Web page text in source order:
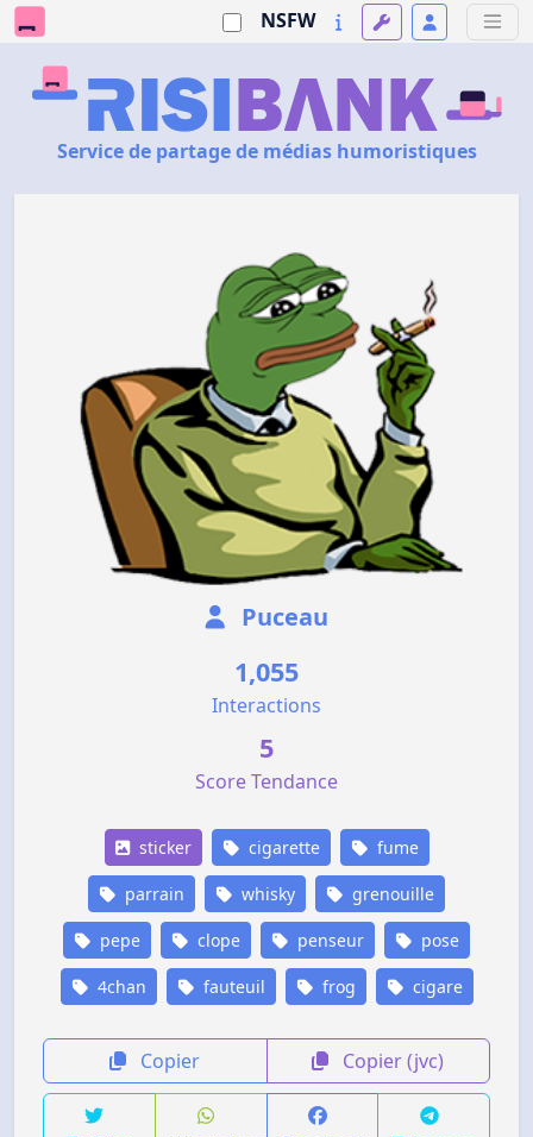
NSFW
Service de partage de médias humoristiques
Puceau
1,055
Interactions
5
Score Tendance
sticker cigarette fume
parrain whisky grenouille
pepe clope penseur pose
4chan fauteuil frog cigare
Copier Copier (jvc)